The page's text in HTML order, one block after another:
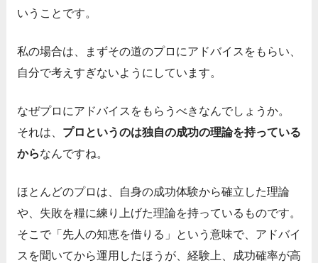
いうことです。
私の場合は、まずその道のプロにアドバイスをもらい、
自分で考えすぎないようにしています。
なぜプロにアドバイスをもらうべきなんでしょうか。
それは、 プロというのは独自の成功の理論を持っている
からなんですね。
ほとんどのプロは、自身の成功体験から確立した理論
や、失敗を糧に練り上げた理論を持っているものです。
そこで「先人の知恵を借りる」という意味で、アドバイ
スを聞いてから運用したほうが、経験上、成功確率が高